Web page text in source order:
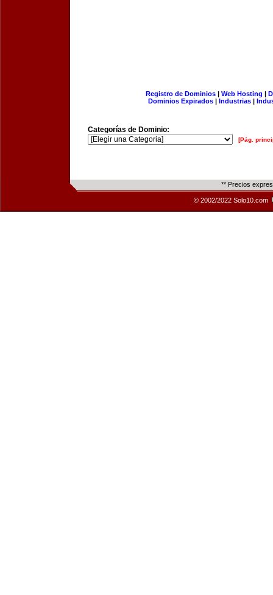
Registro de Dominios| Web Hosting |
Dominios Expirados | Industrias |
Categorías de Dominio:
[Pág.
** Precios
© 2002/2022 Solo10.com